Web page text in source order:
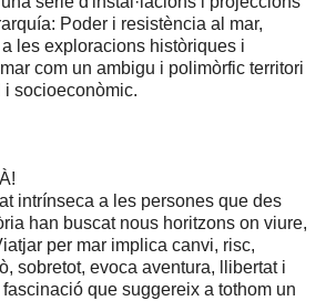
Poder i resistència al mar,
les exploracions històriques i
com un ambigu i polimòrfic territori
socioeconòmic.
intrínseca a les persones que des
han buscat nous horitzons on viure,
per mar implica canvi, risc,
sobretot, evoca aventura, llibertat i
que suggereix a tothom un